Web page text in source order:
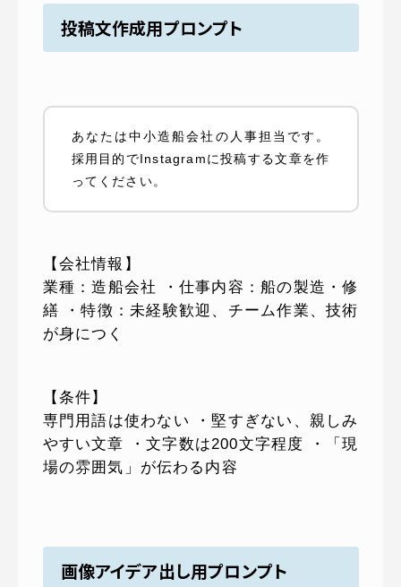
投稿文作成用プロンプト
あなたは中小造船会社の人事担当です。
採用目的でInstagramに投稿する文章を作
ってください。
【会社情報】
業種：造船会社 ・仕事内容：船の製造・修
繕 ・特徴：未経験歓迎、チーム作業、技術
が身につく
【条件】
専門用語は使わない ・堅すぎない、親しみ
やすい文章 ・文字数は200文字程度 ・「現
場の雰囲気」が伝わる内容
画像アイデア出し用プロンプト